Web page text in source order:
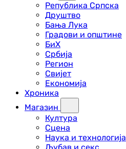
Република Српска
Друштво
Бања Лука
Градови и општине
БиХ
Србија
Регион
Свијет
Економија
Хроника
Магазин
Култура
Сцена
Наука и технологија